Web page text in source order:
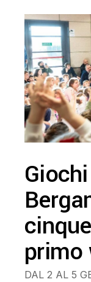
primo
DAL 2 AL 5